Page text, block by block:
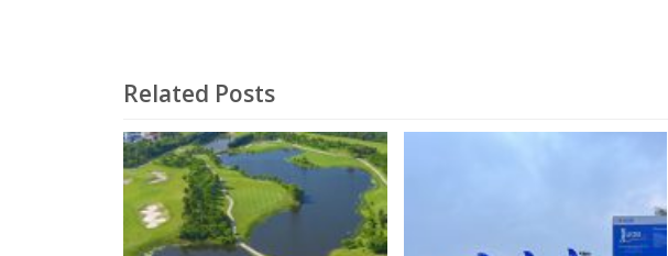
Related Posts